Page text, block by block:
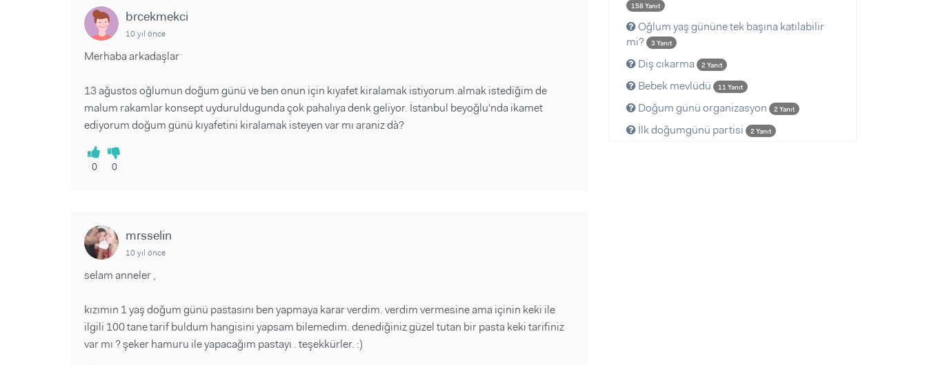
brcekmekci
10 yıl önce
Merhaba arkadaşlar
13 ağustos oğlumun doğum günü ve ben onun için kıyafet kiralamak istiyorum.almak istediğim de
malum rakamlar konsept uyduruldugunda çok pahalıya denk geliyor. İstanbul beyoğlu'nda ikamet
ediyorum doğum günü kıyafetini kiralamak isteyen var mı araniz dà?
0 0
mrsselin
10 yıl önce
selam anneler ,
kızımın 1 yaş doğum günü pastasını ben yapmaya karar verdim. verdim vermesine ama içinin keki ile
ilgili 100 tane tarif buldum hangisini yapsam bilemedim. denediğiniz güzel tutan bir pasta keki tarifiniz
var mı ? şeker hamuru ile yapacağım pastayı . teşekkürler. :)
158 Yanıt
Oğlum yaş gününe tek başına katılabilir
mi?
3 Yanıt
Diş cıkarma 2 Yanıt
Bebek mevlüdü 11 Yanıt
Doğum günü organizasyon 2 Yanıt
İlk doğumgünü partisi 2 Yanıt